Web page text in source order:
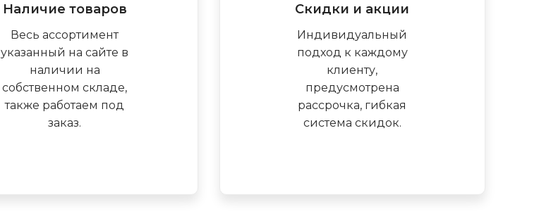
Наличие товаров
Весь ассортимент
указанный на сайте в
наличии на
собственном складе,
также работаем под
заказ.
Скидки и акции
Индивидуальный
подход к каждому
клиенту,
предусмотрена
рассрочка, гибкая
система скидок.